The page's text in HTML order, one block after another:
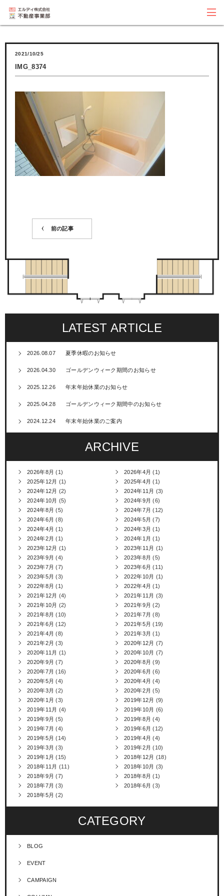
2021/10/25
IMG_8374
前の記事
LATEST ARTICLE
2026.08.07 夏季休暇のお知らせ
2026.04.30 ゴールデンウィーク期間のお知らせ
2025.12.26 年末年始休業のお知らせ
2025.04.28 ゴールデンウィーク期間中のお知らせ
2024.12.24 年末年始休業のご案内
ARCHIVE
2026年8月 (1) 2026年4月 (1)
2025年12月 (1) 2025年4月 (1)
2024年12月 (2) 2024年11月 (3)
2024年10月 (5) 2024年9月 (6)
2024年8月 (5) 2024年7月 (12)
2024年6月 (8) 2024年5月 (7)
2024年4月 (1) 2024年3月 (1)
2024年2月 (1) 2024年1月 (1)
2023年12月 (1) 2023年11月 (1)
2023年9月 (4) 2023年8月 (5)
2023年7月 (7) 2023年6月 (11)
2023年5月 (3) 2022年10月 (1)
2022年8月 (1) 2022年4月 (1)
2021年12月 (4) 2021年11月 (3)
2021年10月 (2) 2021年9月 (2)
2021年8月 (10) 2021年7月 (8)
2021年6月 (12) 2021年5月 (19)
2021年4月 (8) 2021年3月 (1)
2021年2月 (3) 2020年12月 (7)
2020年11月 (1) 2020年10月 (7)
2020年9月 (7) 2020年8月 (9)
2020年7月 (16) 2020年6月 (6)
2020年5月 (4) 2020年4月 (4)
2020年3月 (2) 2020年2月 (5)
2020年1月 (3) 2019年12月 (9)
2019年11月 (4) 2019年10月 (6)
2019年9月 (5) 2019年8月 (4)
2019年7月 (4) 2019年6月 (12)
2019年5月 (14) 2019年4月 (4)
2019年3月 (3) 2019年2月 (10)
2019年1月 (15) 2018年12月 (18)
2018年11月 (11) 2018年10月 (3)
2018年9月 (7) 2018年8月 (1)
2018年7月 (3) 2018年6月 (3)
2018年5月 (2)
CATEGORY
BLOG
EVENT
CAMPAIGN